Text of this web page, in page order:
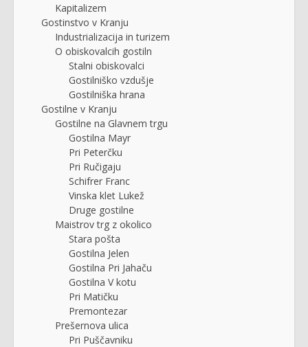
Kapitalizem
Gostinstvo v Kranju
Industrializacija in turizem
O obiskovalcih gostiln
Stalni obiskovalci
Gostilniško vzdušje
Gostilniška hrana
Gostilne v Kranju
Gostilne na Glavnem trgu
Gostilna Mayr
Pri Peterčku
Pri Ručigaju
Schifrer Franc
Vinska klet Lukež
Druge gostilne
Maistrov trg z okolico
Stara pošta
Gostilna Jelen
Gostilna Pri Jahaču
Gostilna V kotu
Pri Matičku
Premontezar
Prešernova ulica
Pri Puščavniku